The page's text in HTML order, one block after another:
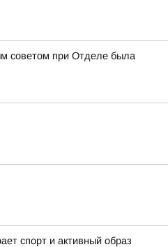
советом при Отделе была
спорт и активный образ